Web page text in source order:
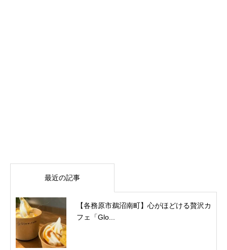
最近の記事
【各務原市鵜沼南町】心がほどける贅沢カ
フェ「Glo...